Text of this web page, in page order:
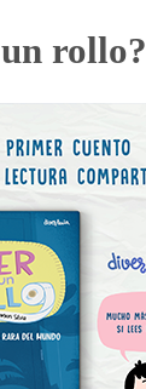
rollo?